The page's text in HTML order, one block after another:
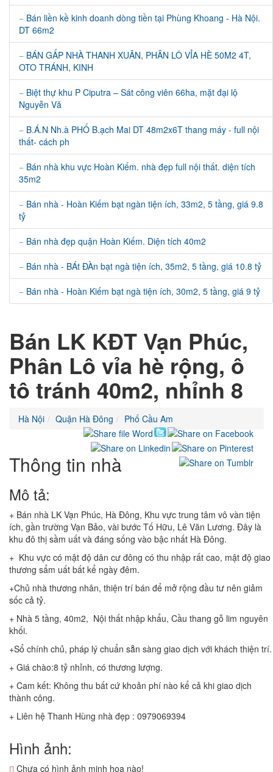
Bán liền kề kinh doanh dòng tiền tại Phùng Khoang - Hà Nội.
DT 66m2
BÁN GẤP NHÀ THANH XUÂN, PHÂN LÔ VỈA HÈ 50M2 4T,
OTO TRÁNH, KINH
Biệt thự khu P Ciputra – Sát công viên 66ha, mặt đại lộ
Nguyễn Vă
B.Á.N Nh.à PHỐ B.ạch Mai DT 48m2x6T thang máy - full nội
thất- cách ph
Bán nhà khu vực Hoàn Kiếm. nhà đẹp full nội thất. diện tích
35m2
Bán nhà - Hoàn Kiếm bạt ngàn tiện ích, 33m2, 5 tầng, giá 9.8
tỷ
Bán nhà đẹp quận Hoàn Kiếm. Diện tích 40m2
Bán nhà - BÁt ĐÀn bạt ngà tiện ích, 35m2, 5 tầng, giá 10.8 tỷ
Bán nhà - Hoàn Kiếm bạt ngà tiện ích, 30m2, 5 tầng, giá 9 tỷ
Bán LK KĐT Vạn Phúc,
Phân Lô vỉa hè rộng, ô
tô tránh 40m2, nhỉnh 8
Hà Nội Quận Hà Đông Phố Cầu Am
Thông tin nhà
Mô tả:
+ Bán nhà LK Vạn Phúc, Hà Đông, Khu vực trung tâm vô vàn tiện
ích, gần trường Vạn Bảo, vài bước Tố Hữu, Lê Văn Lương. Đây là
khu đô thị sầm uất và đáng sống vào bậc nhất Hà Đông.
+ Khu vực có mật độ dân cư đông có thu nhập rất cao, mật độ giao
thương sẩm uất bất kể ngày đêm.
+Chủ nhà thương nhân, thiện trí bán để mở rộng đầu tư nên giảm
sốc cả tỷ.
+ Nhà 5 tầng, 40m2, Nội thất nhập khẩu, Cầu thang gỗ lim nguyên
khối.
+Sổ chính chủ, pháp lý chuẩn sẵn sàng giao dịch với khách thiện trí.
+ Giá chào:8 tỷ nhỉnh, có thương lượng.
+ Cam kết: Không thu bất cứ khoản phí nào kể cả khi giao dịch
thành công.
+ Liên hệ Thanh Hùng nhà đẹp : 0979069394
Hình ảnh:
Chưa có hình ảnh minh họa nào!